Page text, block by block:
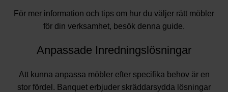
För mer information och tips om hur du väljer rätt möbler
för din verksamhet, besök denna guide.
Anpassade Inredningslösningar
Att kunna anpassa möbler efter specifika behov är en
stor fördel. Banquet erbjuder skräddarsydda lösningar